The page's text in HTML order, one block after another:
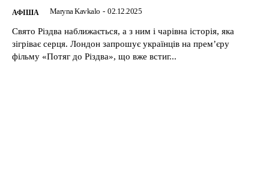
АФІША Maryna Kavkalo - 02.12.2025
Свято Різдва наближається, а з ним і чарівна історія, яка
зігріває серця. Лондон запрошує українців на прем’єру
фільму «Потяг до Різдва», що вже встиг...